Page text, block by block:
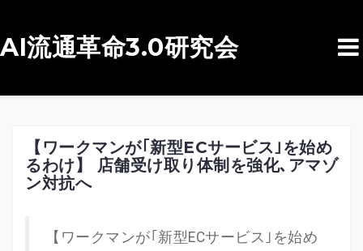
コ
AI流通革命3.0研究会
【ワークマンが｢新型ECサービス｣を始め
るわけ】 店舗受け取り体制を強化､アマゾ
ン対抗へ
【ワークマンが｢新型ECサービス｣を始め